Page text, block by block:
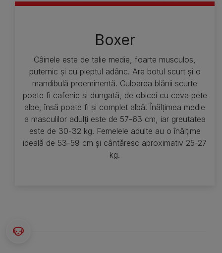
Boxer
Câinele este de talie medie, foarte musculos,
puternic și cu pieptul adânc. Are botul scurt și o
mandibulă proeminentă. Culoarea blănii scurte
poate fi cafenie și dungată, de obicei cu ceva pete
albe, însă poate fi și complet albă. Înălțimea medie
a masculilor adulți este de 57-63 cm, iar greutatea
este de 30-32 kg. Femelele adulte au o înălțime
ideală de 53-59 cm și cântăresc aproximativ 25-27
kg.